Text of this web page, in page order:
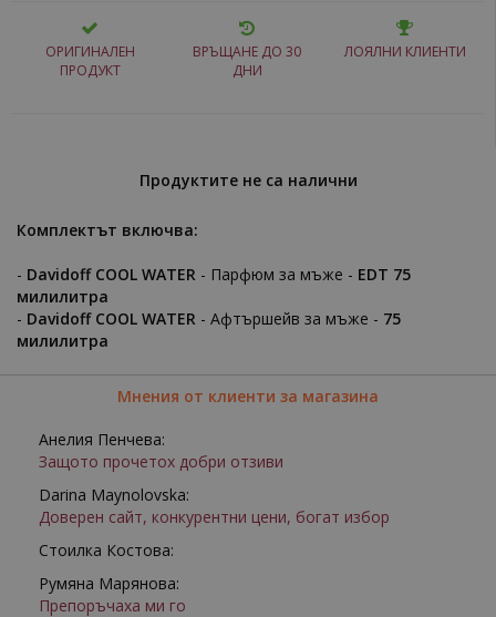
ОРИГИНАЛЕН
ПРОДУКТ
ВРЪЩАНЕ ДО 30
ДНИ
ЛОЯЛНИ КЛИЕНТИ
Продуктите не са налични
Комплектът включва:
- Davidoff COOL WATER - Парфюм за мъже - EDT 75
милилитра
- Davidoff COOL WATER - Афтършейв за мъже - 75
милилитра
Мнения от клиенти за магазина
Анелия Пенчева:
Защото прочетох добри отзиви
Darina Maynolovska:
Доверен сайт, конкурентни цени, богат избор
Стоилка Костова:
Румяна Марянова:
Препоръчаха ми го